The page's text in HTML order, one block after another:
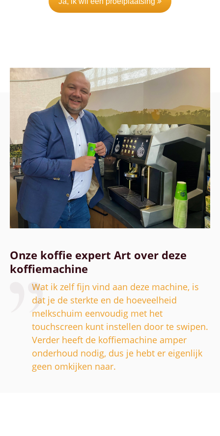
Onze koffie expert Art over deze
koffiemachine
Wat ik zelf fijn vind aan deze machine, is
dat je de sterkte en de hoeveelheid
melkschuim eenvoudig met het
touchscreen kunt instellen door te swipen.
Verder heeft de koffiemachine amper
onderhoud nodig, dus je hebt er eigenlijk
geen omkijken naar.